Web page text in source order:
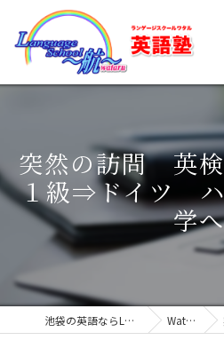
突然の訪問 英
１級⇒ドイツ ハ
学へ
池袋の英語ならLanguage School ～航～ Wataru Blog